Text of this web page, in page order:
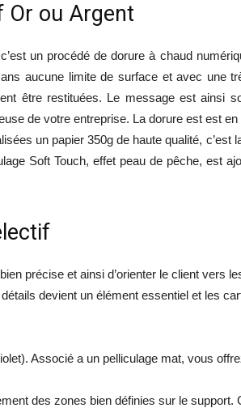
Or ou Argent
un procédé de dorure à chaud
aucune limite de surface et avec une
être restituées. Le message est ainsi
de votre entreprise. La dorure est est en
un papier 350g de haute qualité, c’est
Soft Touch, effet peau de pêche, est
précise et ainsi d’orienter le client vers
devient un élément essentiel et les
Associé a un pelliculage mat, vous
des zones bien définies sur le support.